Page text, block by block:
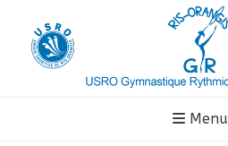
contenu
Menu